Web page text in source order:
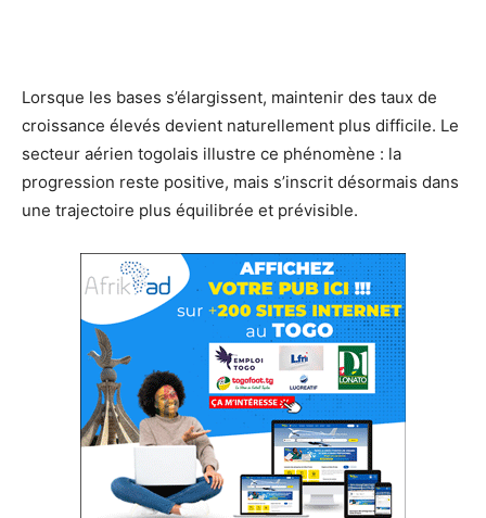
Lorsque les bases s’élargissent, maintenir des taux de
croissance élevés devient naturellement plus difficile. Le
secteur aérien togolais illustre ce phénomène : la
progression reste positive, mais s’inscrit désormais dans
une trajectoire plus équilibrée et prévisible.